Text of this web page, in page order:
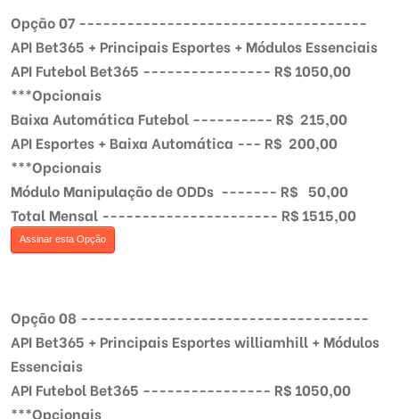
Opção 07 ------------------------------------
API Bet365 + Principais Esportes + Módulos Essenciais
API Futebol Bet365 ---------------- R$ 1050,00
***Opcionais
Baixa Automática Futebol ---------- R$ 215,00
API Esportes + Baixa Automática --- R$ 200,00
***Opcionais
Módulo Manipulação de ODDs ------- R$ 50,00
Total Mensal ---------------------- R$ 1515,00
Assinar esta Opção
Opção 08 ------------------------------------
API Bet365 + Principais Esportes williamhill + Módulos
Essenciais
API Futebol Bet365 ---------------- R$ 1050,00
***Opcionais